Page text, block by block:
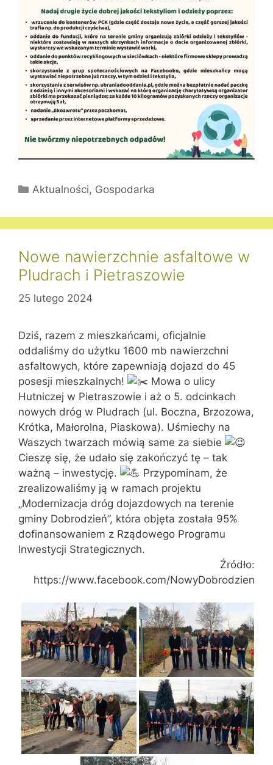
Kategorie
Aktualności, Gospodarka
Nowe nawierzchnie asfaltowe w
Pludrach i Pietraszowie
25 lutego 2024
Dziś, razem z mieszkańcami, oficjalnie
oddaliśmy do użytku 1600 mb nawierzchni
asfaltowych, które zapewniają dojazd do 45
posesji mieszkalnych!
Mowa o ulicy
Hutniczej w Pietraszowie i aż o 5. odcinkach
nowych dróg w Pludrach (ul. Boczna, Brzozowa,
Krótka, Małorolna, Piaskowa). Uśmiechy na
Waszych twarzach mówią same za siebie
Cieszę się, że udało się zakończyć tę – tak
ważną – inwestycję.
Przypominam, że
zrealizowaliśmy ją w ramach projektu
„Modernizacja dróg dojazdowych na terenie
gminy Dobrodzień”, która objęta została 95%
dofinansowaniem z Rządowego Programu
Inwestycji Strategicznych.
Źródło:
https://www.facebook.com/NowyDobrodzien